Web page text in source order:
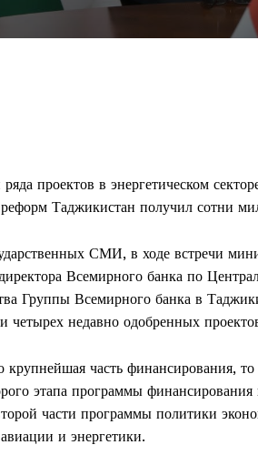
проектов в энергетическом
Таджикистан получил сотни
СМИ, в ходе встречи
Всемирного банка по
Группы Всемирного банка в
четырех недавно одобренных
крупнейшая часть финансирования,
этапа программы
части программы политики
и энергетики.